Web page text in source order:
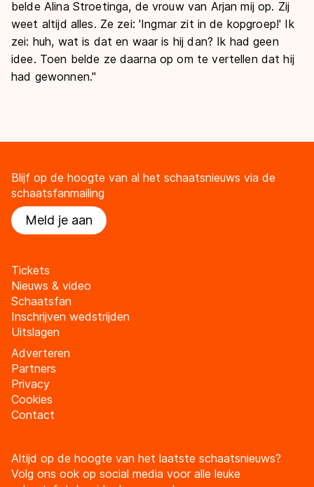
belde Alina Stroetinga, de vrouw van Arjan mij op. Zij
weet altijd alles. Ze zei: 'Ingmar zit in de kopgroep!' Ik
zei: huh, wat is dat en waar is hij dan? Ik had geen
idee. Toen belde ze daarna op om te vertellen dat hij
had gewonnen."
Blijf op de hoogte van al het schaatsnieuws via de
schaatsfanmailing
Meld je aan
Tickets
Nieuws & video
Schaatsfan
Inschrijven wedstrijden
Uitslagen
Adverteren
Partners
Privacy
Cookies
Contact
Altijd op de hoogte van het laatste schaatsnieuws?
Volg ons ook op social media voor alle leuke